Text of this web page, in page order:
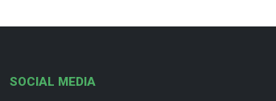
SOCIAL MEDIA